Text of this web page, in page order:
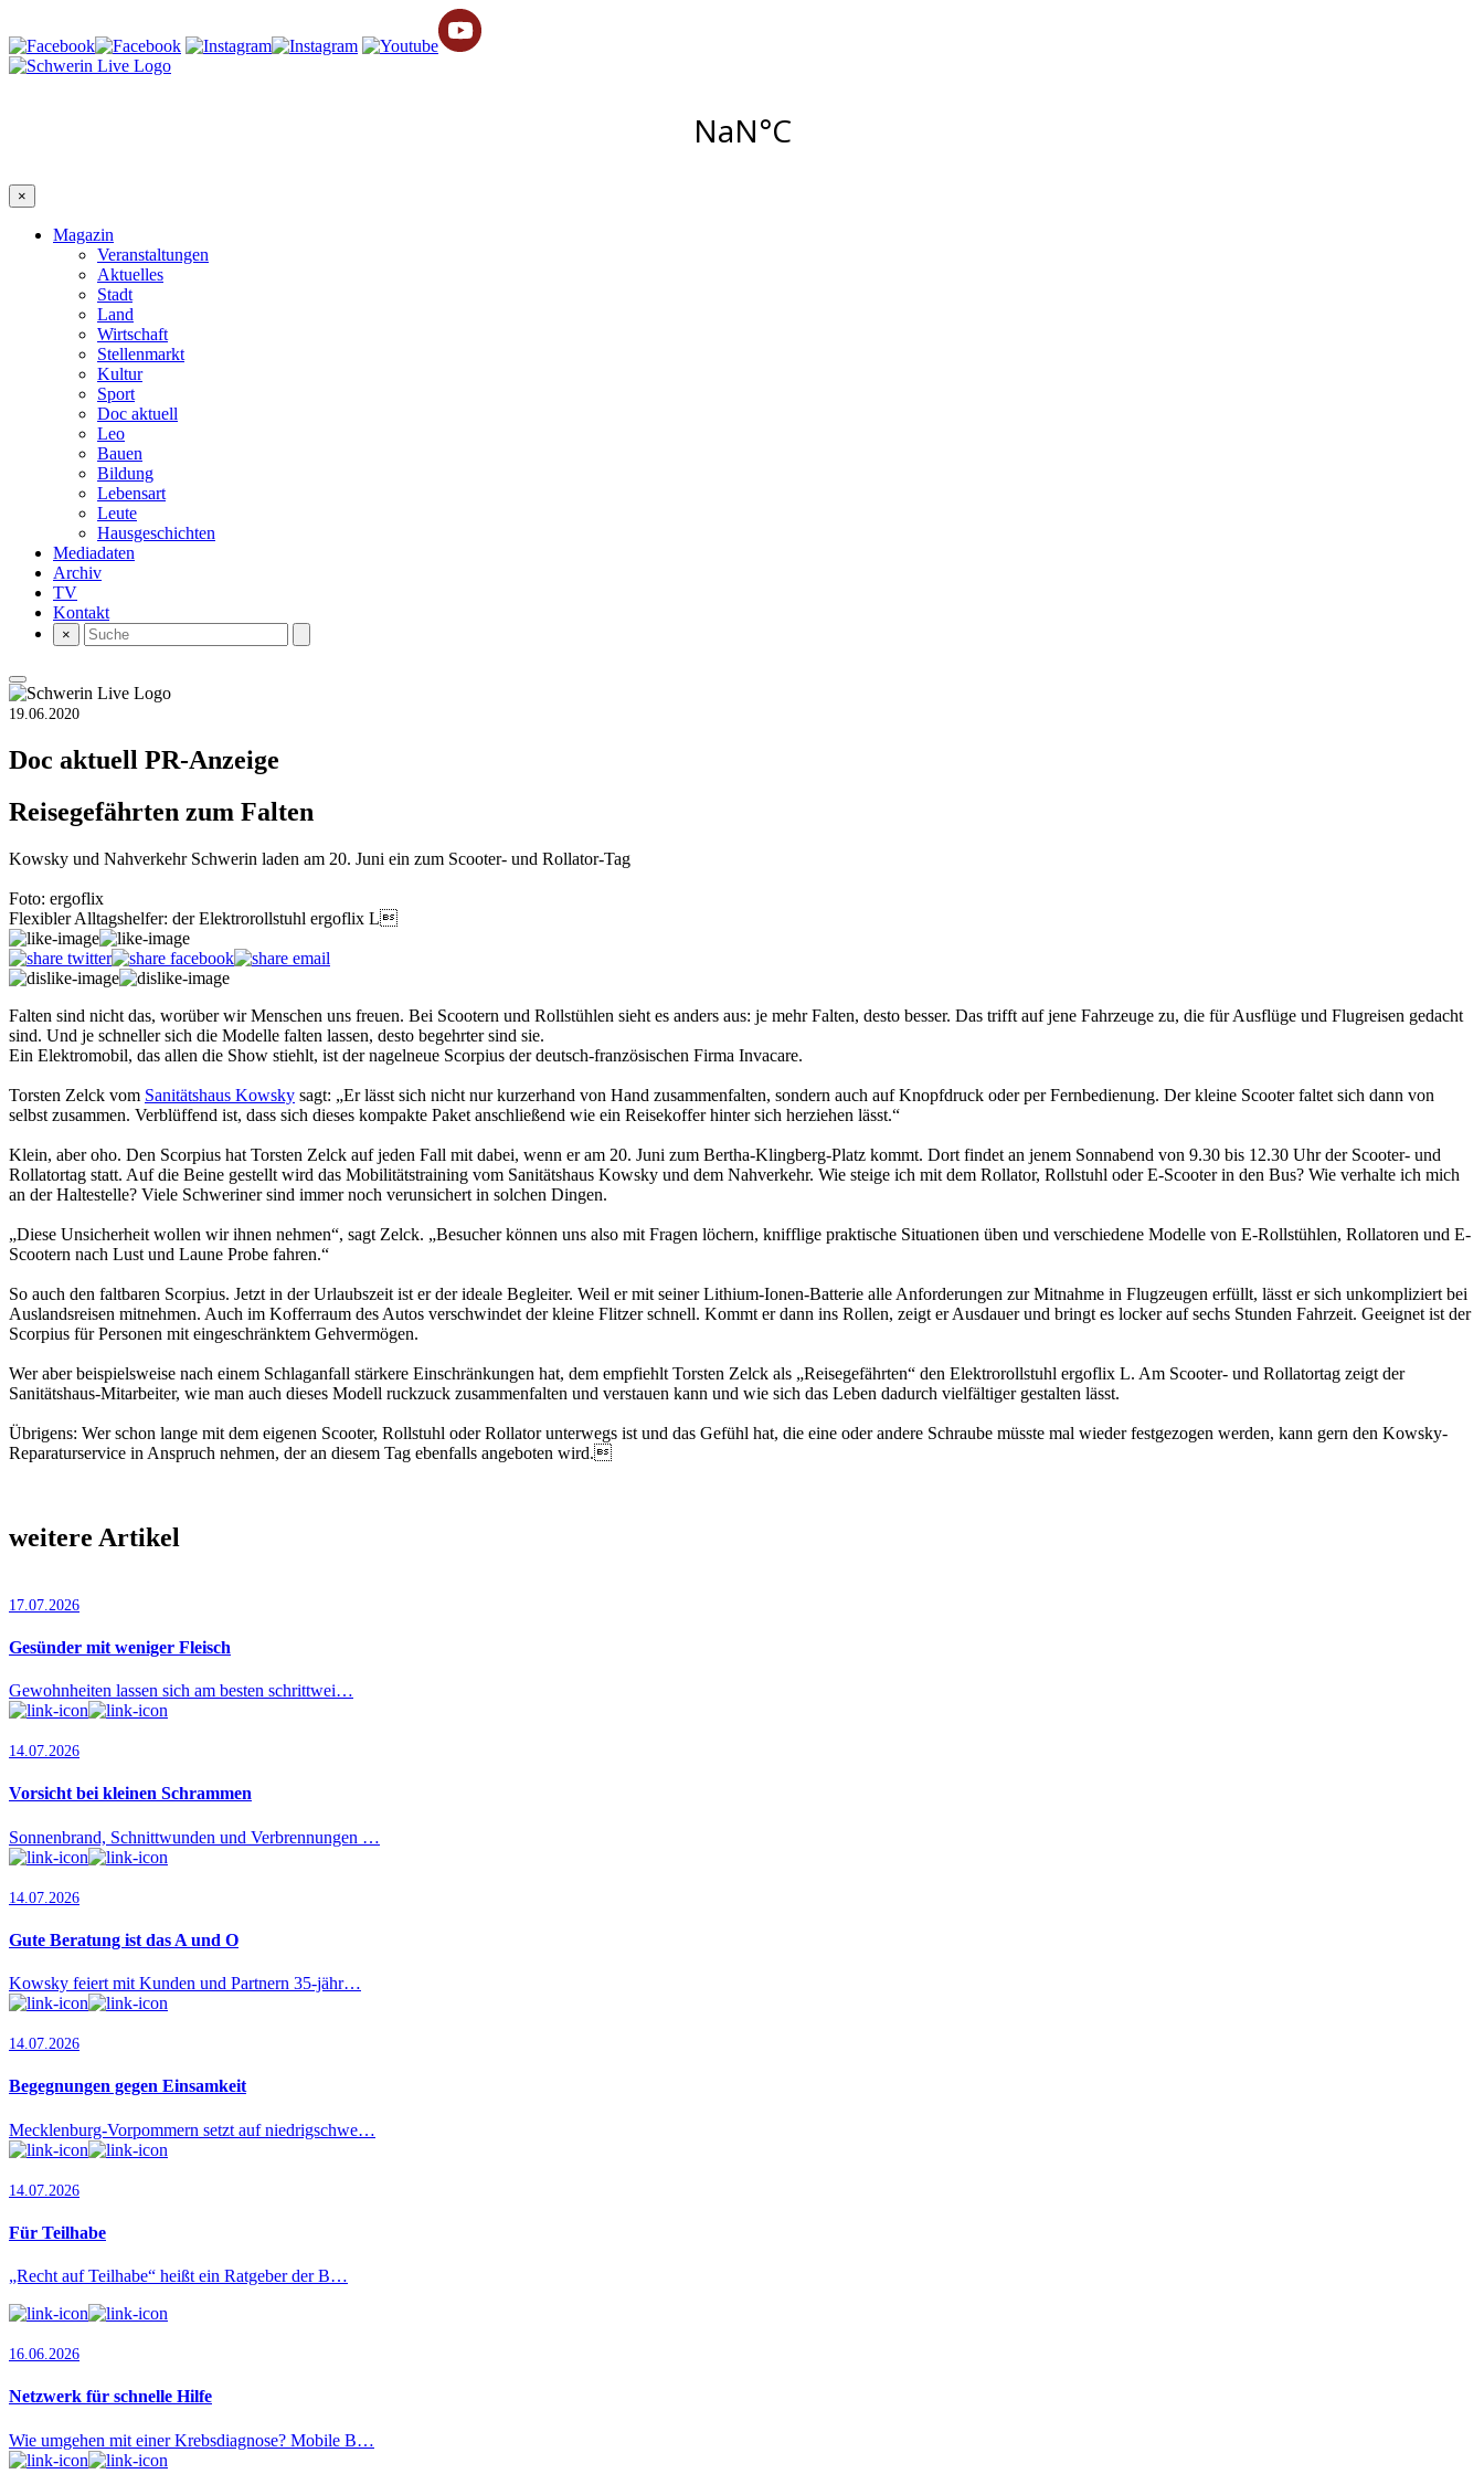
×
Magazin
Veranstaltungen
Aktuelles
Stadt
Land
Wirtschaft
Stellenmarkt
Kultur
Sport
Doc aktuell
Leo
Bauen
Bildung
Lebensart
Leute
Hausgeschichten
Mediadaten
Archiv
TV
Kontakt
×
19.06.2020
Doc aktuell PR-Anzeige
Reisegefährten zum Falten
Kowsky und Nahverkehr Schwerin laden am 20. Juni ein zum Scooter- und Rollator-Tag
Foto: ergoflix
Flexibler Alltagshelfer: der Elektrorollstuhl ergoflix L
Falten sind nicht das, worüber wir Menschen uns freuen. Bei Scootern und Rollstühlen sieht es anders aus: je mehr Falten, desto besser. Das trifft auf jene Fahrzeuge zu, die für Ausflüge und Flug­reisen gedacht
sind. Und je schneller sich die Modelle falten lassen, desto begehrter sind sie.
Ein Elektromobil, das allen die Show stiehlt, ist der nagelneue Scorpius der deutsch-französischen Firma Invacare.
Torsten Zelck vom Sanitätshaus Kowsky sagt: „Er lässt sich nicht nur kurzerhand von Hand zusammenfalten, sondern auch auf Knopfdruck oder per Fernbedienung. Der kleine Scooter faltet sich dann von
selbst zusammen. Verblüffend ist, dass sich dieses kompakte Paket anschließend wie ein Reisekoffer hinter sich herziehen lässt.“
Klein, aber oho. Den Scorpius hat Torsten Zelck auf jeden Fall mit dabei, wenn er am 20. Juni zum Bertha-Klingberg-Platz kommt. Dort findet an jenem Sonnabend von 9.30 bis 12.30 Uhr der Scooter- und
Rollatortag statt. Auf die Beine gestellt wird das Mobilitätstraining vom Sanitätshaus Kowsky und dem Nahverkehr. Wie steige ich mit dem Rollator, Rollstuhl oder E-Scooter in den Bus? Wie verhalte ich mich
an der Haltestelle? Viele Schweriner sind immer noch verunsichert in solchen Dingen.
„Diese Unsicherheit wollen wir ihnen nehmen“, sagt Zelck. „Besucher können uns also mit Fragen löchern, knifflige praktische Situationen üben und verschiedene Modelle von E-Rollstühlen, Rollatoren und E-
Scootern nach Lust und Laune Probe fahren.“
So auch den faltbaren Scorpius. Jetzt in der Urlaubszeit ist er der ideale Begleiter. Weil er mit seiner Lithium-Ionen-Batterie alle Anforderungen zur Mitnahme in Flugzeugen erfüllt, lässt er sich unkompliziert bei
Auslandsreisen mitnehmen. Auch im Kofferraum des Autos verschwindet der kleine Flitzer schnell. Kommt er dann ins Rollen, zeigt er Ausdauer und bringt es locker auf sechs Stunden Fahrzeit. Geeignet ist der
Scorpius für Personen mit eingeschränktem Gehvermögen.
Wer aber beispielsweise nach einem Schlaganfall stärkere Einschränkungen hat, dem empfiehlt Torsten Zelck als „Reisegefährten“ den Elektrorollstuhl ergoflix L. Am Scooter- und Rollatortag zeigt der
Sanitätshaus-Mitarbeiter, wie man auch dieses Modell ruckzuck zusammenfalten und verstauen kann und wie sich das Leben dadurch vielfältiger gestalten lässt.
Übrigens: Wer schon lange mit dem eigenen Scooter, Rollstuhl oder Rollator unterwegs ist und das Gefühl hat, die eine oder andere Schraube müsste mal wieder festgezogen werden, kann gern den Kowsky-
Reparaturservice in Anspruch nehmen, der an diesem Tag ebenfalls angeboten wird.
weitere Artikel
17.07.2026
Gesünder mit weniger Fleisch
Gewohnheiten lassen sich am besten schrittwei…
14.07.2026
Vorsicht bei kleinen Schrammen
Sonnenbrand, Schnittwunden und Verbrennungen …
14.07.2026
Gute Beratung ist das A und O
Kowsky feiert mit Kunden und Partnern 35-jähr…
14.07.2026
Begegnungen gegen Einsamkeit
Mecklenburg-Vorpommern setzt auf niedrigschwe…
14.07.2026
Für Teilhabe
„Recht auf Teilhabe“ heißt ein Ratgeber der B…
16.06.2026
Netzwerk für schnelle Hilfe
Wie umgehen mit einer Krebsdiagnose? Mobile B…